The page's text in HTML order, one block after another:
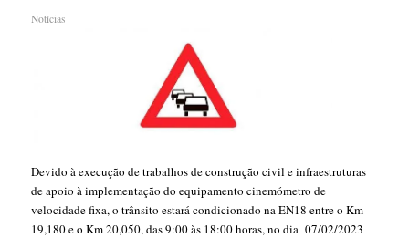
Notícias
Devido à execução de trabalhos de construção civil e infraestruturas
de apoio à implementação do equipamento cinemómetro de
velocidade fixa, o trânsito estará condicionado na EN18 entre o Km
19,180 e o Km 20,050, das 9:00 às 18:00 horas, no dia 07/02/2023